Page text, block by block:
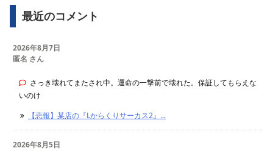
最近のコメント
2026年8月7日
匿名 さん
さっき壊れてまたされ中。運命の一撃前で壊れた。保証してもらえな
いのけ
【悲報】某店の『Lからくりサーカス2』...
2026年8月5日